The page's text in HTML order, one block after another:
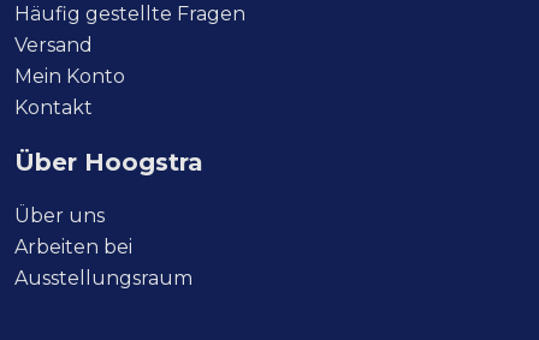
Häufig gestellte Fragen
Versand
Mein Konto
Kontakt
Über Hoogstra
Über uns
Arbeiten bei
Ausstellungsraum